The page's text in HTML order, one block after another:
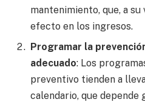
mantenimiento, que, a
efecto en los ingresos.
Programar la
adecuado: Los
preventivo tienden a
calendario, que depende